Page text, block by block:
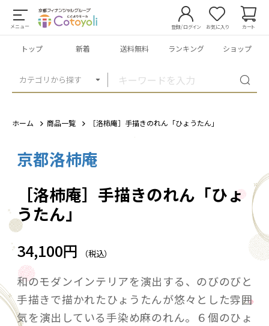
メニュー
カテゴリから探す
登録/ログイン お気に入り カート
トップ 新着 送料無料 ランキング ショップ
ホーム 商品一覧 ［洛柿庵］手描きのれん「ひょうたん」
京都洛柿庵
［洛柿庵］手描きのれん「ひょ
うたん」
34,100円 （税込）
和のモダンインテリアを演出する、のびのびと
手描きで描かれたひょうたんが悠々とした雰囲
気を演出している手染め麻のれん。６個のひょ